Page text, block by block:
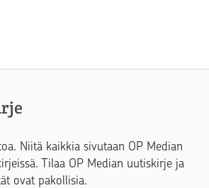
Niitä kaikkia sivutaan OP Median
Tilaa OP Median uutiskirje ja
ovat pakollisia.